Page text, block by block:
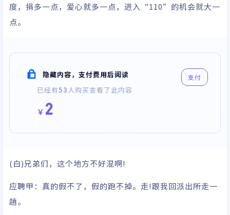
度，捐多一点，爱心就多一点，进入“110”的机会就大一
点。
隐藏内容，支付费用后阅读
已经有53人购买查看了此内容
￥ 2
支付
(白)兄弟们，这个地方不好混啊!
应聘甲：真的假不了，假的跑不掉。走!跟我回派出所走一
趟。